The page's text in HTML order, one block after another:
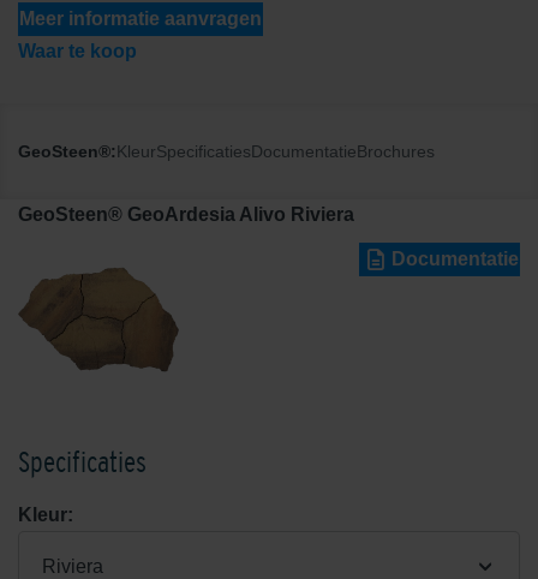
Meer informatie aanvragen
Waar te koop
GeoSteen®:KleurSpecificatiesDocumentatieBrochures
GeoSteen® GeoArdesia Alivo Riviera
Documentatie
Specificaties
Kleur:
Riviera